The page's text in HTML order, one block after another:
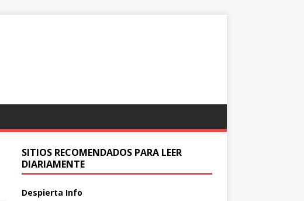
SITIOS RECOMENDADOS PARA LEER
DIARIAMENTE
Despierta Info